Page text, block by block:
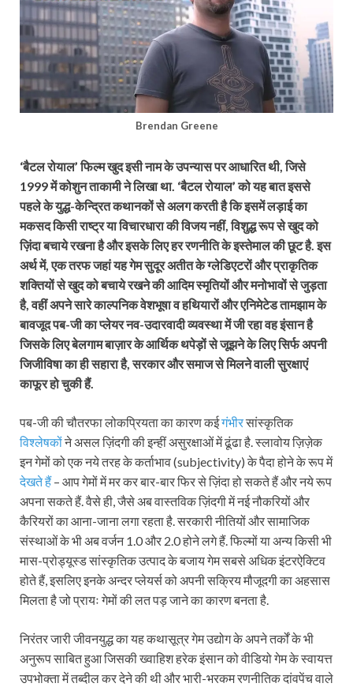
Brendan Greene
‘बैटल रोयाल’ फिल्म खुद इसी नाम के उपन्यास पर आधारित थी, जिसे
1999 में कोशुन ताकामी ने लिखा था. ‘बैटल रोयाल’ को यह बात इससे
पहले के युद्ध-केन्द्रित कथानकों से अलग करती है कि इसमें लड़ाई का
मकसद किसी राष्ट्र या विचारधारा की विजय नहीं, विशुद्ध रूप से खुद को
ज़िंदा बचाये रखना है और इसके लिए हर रणनीति के इस्तेमाल की छूट है. इस
अर्थ में, एक तरफ जहां यह गेम सुदूर अतीत के ग्लेडिएटरों और प्राकृतिक
शक्तियों से खुद को बचाये रखने की आदिम स्मृतियों और मनोभावों से जुड़ता
है, वहीं अपने सारे काल्पनिक वेशभूषा व हथियारों और एनिमेटेड तामझाम के
बावजूद पब-जी का प्लेयर नव-उदारवादी व्यवस्था में जी रहा वह इंसान है
जिसके लिए बेलगाम बाज़ार के आर्थिक थपेड़ों से जूझने के लिए सिर्फ अपनी
जिजीविषा का ही सहारा है, सरकार और समाज से मिलने वाली सुरक्षाएं
काफूर हो चुकी हैं.
पब-जी की चौतरफा लोकप्रियता का कारण कईगंभीरसांस्कृतिक
विश्लेषकोंने असल ज़िंदगी की इन्हीं असुरक्षाओं में ढूंढा है. स्लावोय ज़िज़ेक
इन गेमों को एक नये तरह के कर्ताभाव (subjectivity) के पैदा होने के रूप में
देखते हैं– आप गेमों में मर कर बार-बार फिर से ज़िंदा हो सकते हैं और नये रूप
अपना सकते हैं. वैसे ही, जैसे अब वास्तविक ज़िंदगी में नई नौकरियों और
कैरियरों का आना-जाना लगा रहता है. सरकारी नीतियों और सामाजिक
संस्थाओं के भी अब वर्जन 1.0 और 2.0 होने लगे हैं. फिल्मों या अन्य किसी भी
मास-प्रोड्यूस्ड सांस्कृतिक उत्पाद के बजाय गेम सबसे अधिक इंटरऐक्टिव
होते हैं, इसलिए इनके अन्दर प्लेयर्स को अपनी सक्रिय मौजूदगी का अहसास
मिलता है जो प्रायः गेमों की लत पड़ जाने का कारण बनता है.
निरंतर जारी जीवनयुद्ध का यह कथासूत्र गेम उद्योग के अपने तर्कों के भी
अनुरूप साबित हुआ जिसकी ख्वाहिश हरेक इंसान को वीडियो गेम के स्वायत्त
उपभोक्ता में तब्दील कर देने की थी और भारी-भरकम रणनीतिक दांवपेंच वाले